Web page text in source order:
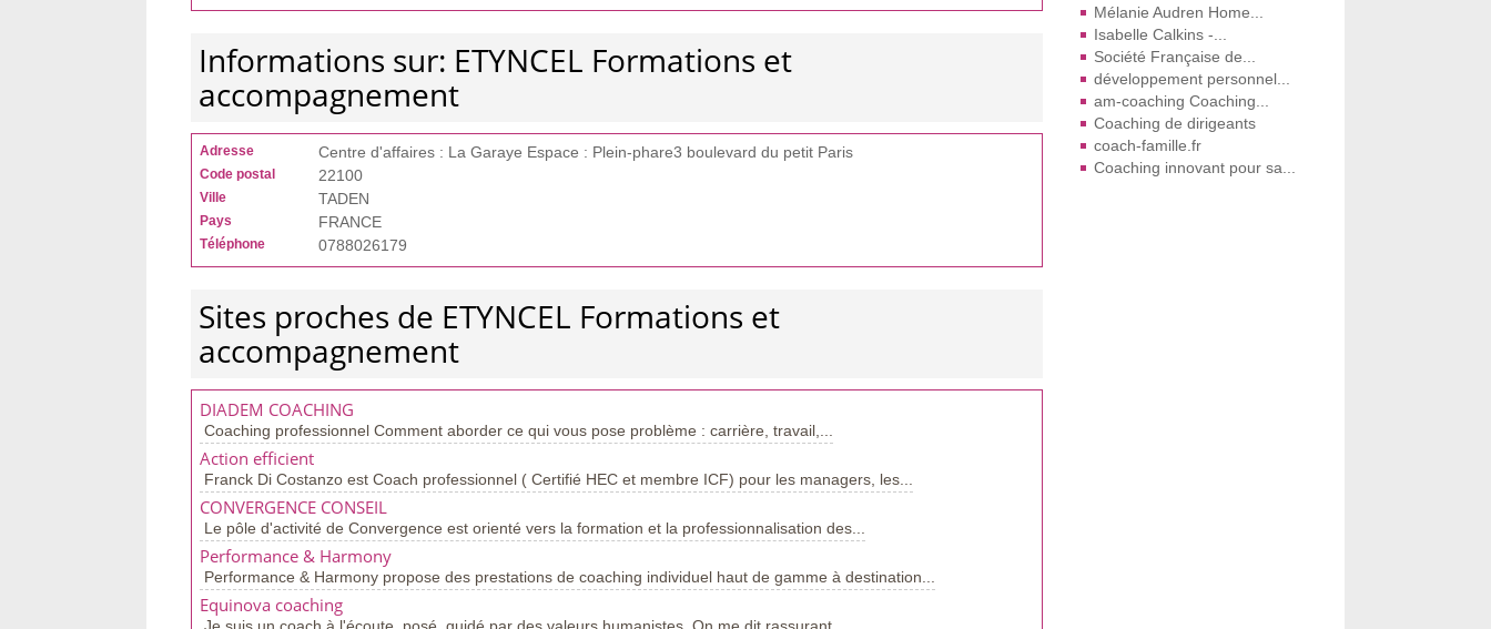
Mélanie Audren Home...
Isabelle Calkins -...
Société Française de...
développement personnel...
am-coaching Coaching...
Coaching de dirigeants
coach-famille.fr
Coaching innovant pour sa...
Informations sur: ETYNCEL Formations et
accompagnement
Adresse Centre d'affaires : La Garaye Espace : Plein-phare3 boulevard du petit Paris
Code postal 22100
Ville TADEN
Pays FRANCE
Téléphone 0788026179
Sites proches de ETYNCEL Formations et
accompagnement
DIADEM COACHING
Coaching professionnel Comment aborder ce qui vous pose problème : carrière, travail,...
Action efficient
Franck Di Costanzo est Coach professionnel ( Certifié HEC et membre ICF) pour les managers, les...
CONVERGENCE CONSEIL
Le pôle d'activité de Convergence est orienté vers la formation et la professionnalisation des...
Performance & Harmony
Performance & Harmony propose des prestations de coaching individuel haut de gamme à destination...
Equinova coaching